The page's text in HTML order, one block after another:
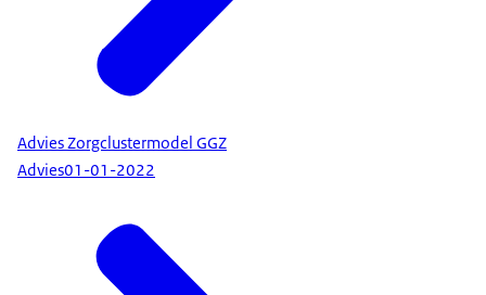
Advies Zorgclustermodel GGZ
Advies01-01-2022